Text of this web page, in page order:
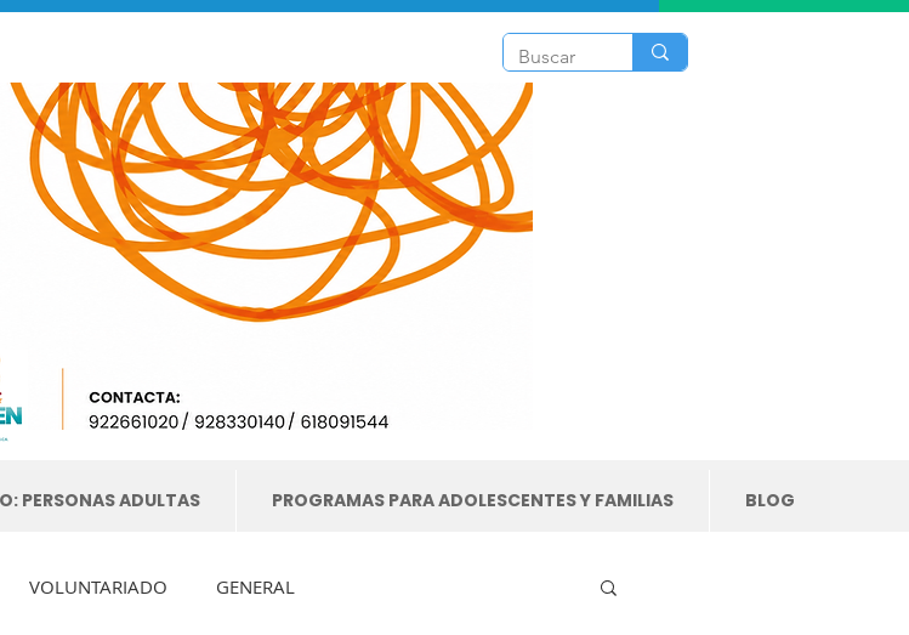
PERSONAS ADULTAS PROGRAMAS PARA ADOLESCENTES Y FAMILIAS BLOG
VOLUNTARIADO GENERAL